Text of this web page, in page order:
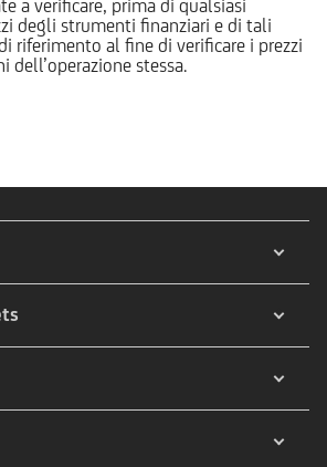
a verificare, prima di qualsiasi
degli strumenti finanziari e di tali
riferimento al fine di verificare i prezzi
dell’operazione stessa.